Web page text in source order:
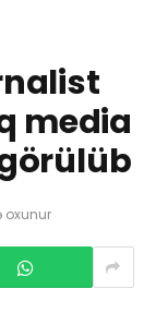
media
oxunur